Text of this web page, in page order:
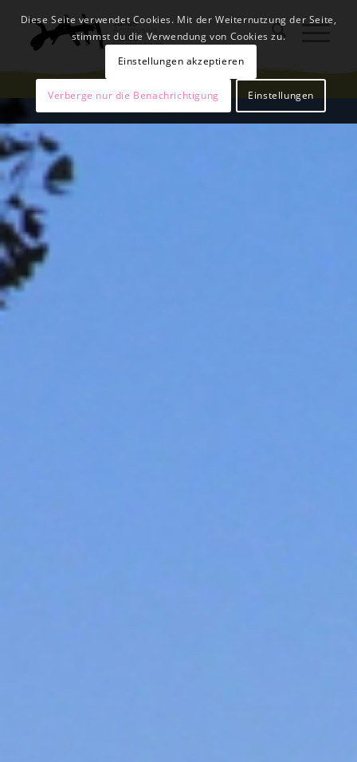
Diese Seite verwendet Cookies. Mit der Weiternutzung der Seite,
stimmst du die Verwendung von Cookies zu.
Einstellungen akzeptieren
Verberge nur die Benachrichtigung Einstellungen